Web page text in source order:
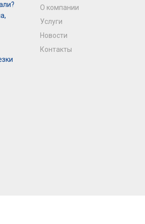
О компании
Услуги
Новости
Контакты